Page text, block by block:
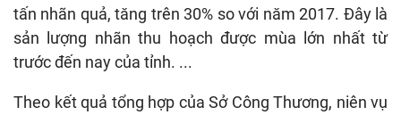
tấn nhãn quả, tăng trên 30% so với năm 2017. Đây là
sản lượng nhãn thu hoạch được mùa lớn nhất từ
trước đến nay của tỉnh. ...
Theo kết quả tổng hợp của Sở Công Thương, niên vụ